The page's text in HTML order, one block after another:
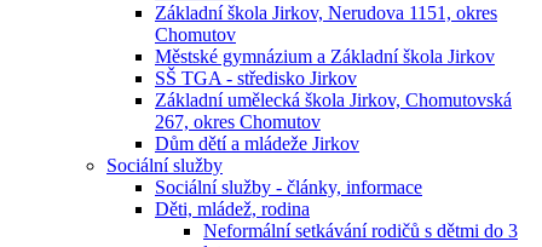
Základní škola Jirkov, Nerudova 1151, okres
Chomutov
Městské gymnázium a Základní škola Jirkov
SŠ TGA - středisko Jirkov
Základní umělecká škola Jirkov, Chomutovská
267, okres Chomutov
Dům dětí a mládeže Jirkov
Sociální služby
Sociální služby - články, informace
Děti, mládež, rodina
Neformální setkávání rodičů s dětmi do 3